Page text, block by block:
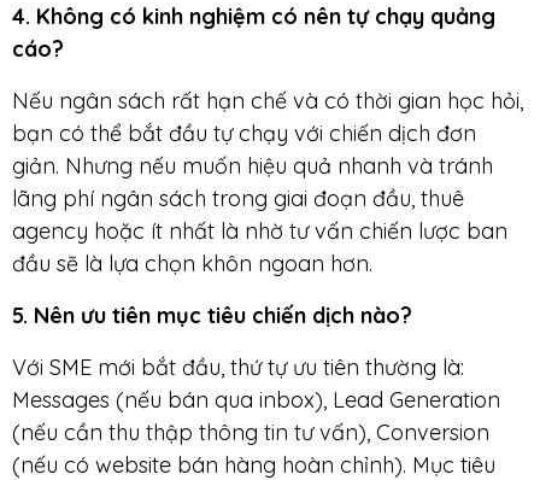
4. Không có kinh nghiệm có nên tự chạy quảng
cáo?
Nếu ngân sách rất hạn chế và có thời gian học hỏi,
bạn có thể bắt đầu tự chạy với chiến dịch đơn
giản. Nhưng nếu muốn hiệu quả nhanh và tránh
lãng phí ngân sách trong giai đoạn đầu, thuê
agency hoặc ít nhất là nhờ tư vấn chiến lược ban
đầu sẽ là lựa chọn khôn ngoan hơn.
5. Nên ưu tiên mục tiêu chiến dịch nào?
Với SME mới bắt đầu, thứ tự ưu tiên thường là:
Messages (nếu bán qua inbox), Lead Generation
(nếu cần thu thập thông tin tư vấn), Conversion
(nếu có website bán hàng hoàn chỉnh). Mục tiêu